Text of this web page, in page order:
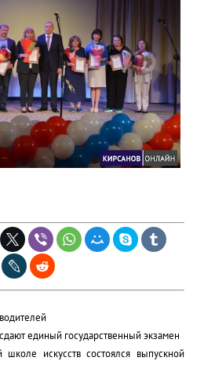
единый государственный экзамен
школе искусств состоялся выпускной